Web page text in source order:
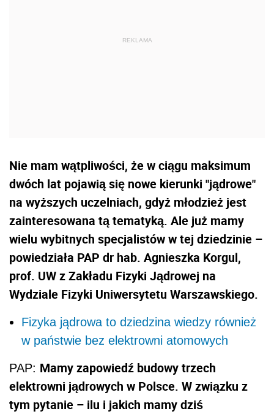
Nie mam wątpliwości, że w ciągu maksimum
dwóch lat pojawią się nowe kierunki "jądrowe"
na wyższych uczelniach, gdyż młodzież jest
zainteresowana tą tematyką. Ale już mamy
wielu wybitnych specjalistów w tej dziedzinie –
powiedziała PAP dr hab. Agnieszka Korgul,
prof. UW z Zakładu Fizyki Jądrowej na
Wydziale Fizyki Uniwersytetu Warszawskiego.
Fizyka jądrowa to dziedzina wiedzy również
w państwie bez elektrowni atomowych
PAP: Mamy zapowiedź budowy trzech
elektrowni jądrowych w Polsce. W związku z
tym pytanie – ilu i jakich mamy dziś